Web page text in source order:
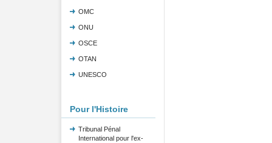
OMC
ONU
OSCE
OTAN
UNESCO
Pour l'Histoire
Tribunal Pénal
International pour l'ex-